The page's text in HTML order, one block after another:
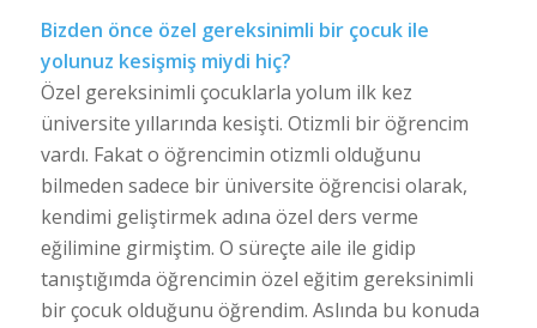
Bizden önce özel gereksinimli bir çocuk ile
yolunuz kesişmiş miydi hiç?
Özel gereksinimli çocuklarla yolum ilk kez
üniversite yıllarında kesişti. Otizmli bir öğrencim
vardı. Fakat o öğrencimin otizmli olduğunu
bilmeden sadece bir üniversite öğrencisi olarak,
kendimi geliştirmek adına özel ders verme
eğilimine girmiştim. O süreçte aile ile gidip
tanıştığımda öğrencimin özel eğitim gereksinimli
bir çocuk olduğunu öğrendim. Aslında bu konuda